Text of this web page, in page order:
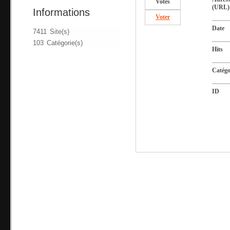
Informations
7411 Site(s)
103 Catégorie(s)
Votes
Voter
Date
Hits
ID